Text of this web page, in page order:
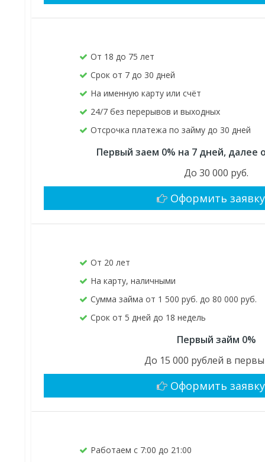
От 18 до 75 лет
Срок от 7 до 30 дней
На именную карту или счёт
24/7 без перерывов и выходных
Отсрочка платежа по займу до 30 дней
Первый заем 0% на 7 дней, далее
До 30 000 руб.
Оформить заявку
От 20 лет
На карту, наличными
Сумма займа от 1 500 руб. до 80 000 руб.
Срок от 5 дней до 18 недель
Первый займ 0%
До 15 000 рублей в
Оформить заявку
Работаем с 7:00 до 21:00